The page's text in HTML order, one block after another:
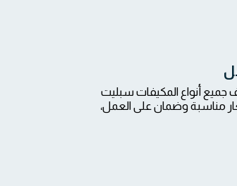
أنواع المكيفات سبليت
مناسبة وضمان على العمل،